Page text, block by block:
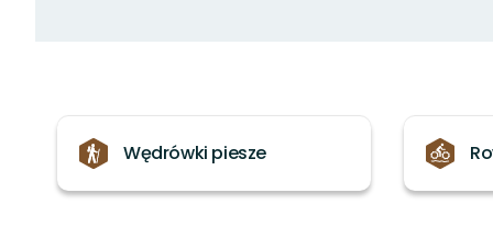
Kategorie
Wędrówki piesze